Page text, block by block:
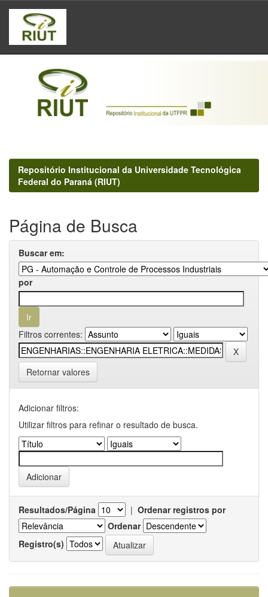
Skip
navigation
Repositório Institucional da Universidade Tecnológica
Federal do Paraná (RIUT)
Página de Busca
Buscar em:
por
Filtros correntes:
Retornar valores
Adicionar filtros:
Utilizar filtros para refinar o resultado de busca.
Resultados/Página | Ordenar registros por
Ordenar
Registro(s)